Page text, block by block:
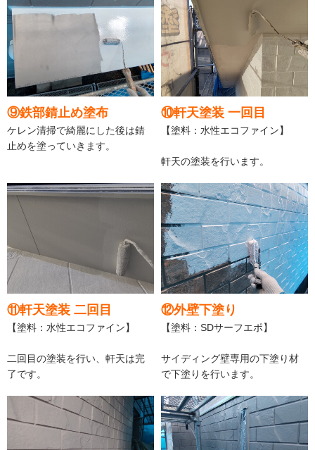
⑨鉄部錆止め塗布
ケレン清掃で綺麗にした後は錆
止めを塗っていきます。
⑩軒天塗装 一回目
【塗料：水性エコファイン】
軒天の塗装を行います。
⑪軒天塗装 二回目
【塗料：水性エコファイン】
二回目の塗装を行い、軒天は完
了です。
⑫外壁下塗り
【塗料：SDサーフエポ】
サイディング壁専用の下塗り材
で下塗りを行います。